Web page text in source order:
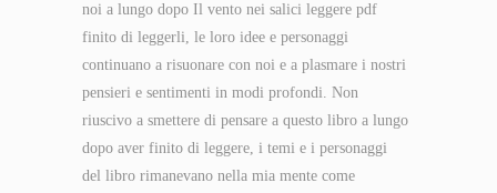
noi a lungo dopo Il vento nei salici leggere pdf
finito di leggerli, le loro idee e personaggi
continuano a risuonare con noi e a plasmare i nostri
pensieri e sentimenti in modi profondi. Non
riuscivo a smettere di pensare a questo libro a lungo
dopo aver finito di leggere, i temi e i personaggi
del libro rimanevano nella mia mente come